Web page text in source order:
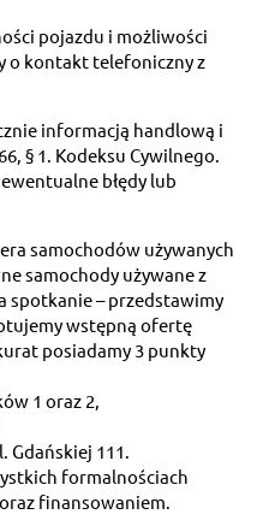
pojazdu i możliwości
o kontakt telefoniczny z
informacją handlową i
§ 1. Kodeksu Cywilnego.
błędy lub
samochodów używanych
samochody używane z
spotkanie – przedstawimy
wstępną ofertę
posiadamy 3 punkty
1 oraz 2,
Gdańskiej 111.
formalnościach
finansowaniem.